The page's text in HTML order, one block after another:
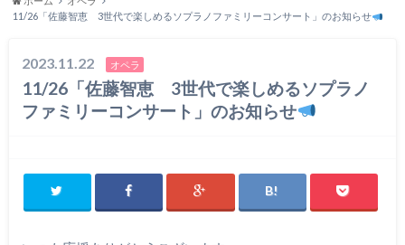
11/26「佐藤智恵 3世代で楽しめるソプラノファミリーコンサート」のお知らせ
2023.11.22 オペラ
11/26「佐藤智恵 3世代で楽しめるソプラノ
ファミリーコンサート」のお知らせ